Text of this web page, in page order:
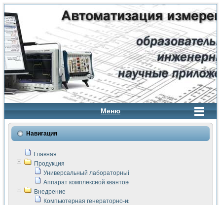
Меню
Навигация
Главная
Продукция
Универсальный лабораторный стенд "Сигнал-USB"
Аппарат комплексной квантовой терапии Интроскан
Внедрение
Компьютерная генераторно-измерительная система